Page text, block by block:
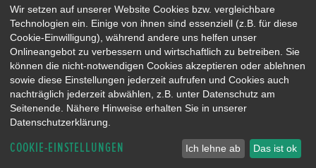
HONDA CIVIC E:HEV
HONDA PRELUDE E:HEV
HONDA HR-V E:HEV
HONDA ZR-V E:HEV
HONDA CR-V E:HEV & E:PHEV
Wir setzen auf unserer Website Cookies bzw. vergleichbare
Technologien ein. Einige von ihnen sind essenziell (z.B. für diese
Cookie-Einwilligung), während andere uns helfen unser
Onlineangebot zu verbessern und wirtschaftlich zu betreiben. Sie
können die nicht-notwendigen Cookies akzeptieren oder ablehnen
sowie diese Einstellungen jederzeit aufrufen und Cookies auch
nachträglich jederzeit abwählen, z.B. unter Datenschutz am
Seitenende. Nähere Hinweise erhalten Sie in unserer
Datenschutzerklärung.
COOKIE-EINSTELLUNGEN Ich lehne ab Das ist ok